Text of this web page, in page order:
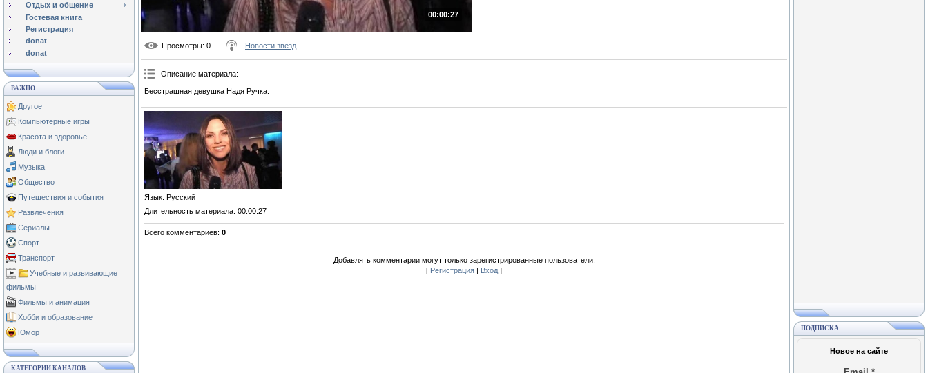
Отдых и общение
Гостевая книга
Регистрация
donat
donat
ВАЖНО
Другое
Компьютерные игры
Красота и здоровье
Люди и блоги
Музыка
Общество
Путешествия и события
Развлечения
Сериалы
Спорт
Транспорт
Учебные и развивающие
фильмы
Фильмы и анимация
Хобби и образование
Юмор
КАТЕГОРИИ КАНАЛОВ
00:00:27
Просмотры: 0 Новости звезд
Описание материала:
Бесстрашная девушка Надя Ручка.
Язык: Русский
Длительность материала: 00:00:27
Всего комментариев: 0
Добавлять комментарии могут только зарегистрированные пользователи.
[ Регистрация | Вход ]
ПОДПИСКА
Новое на сайте